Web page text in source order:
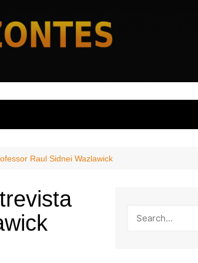
Raul Sidnei Wazlawick